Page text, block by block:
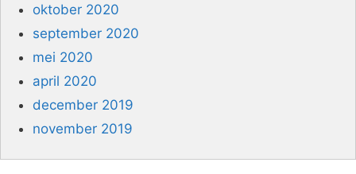
oktober 2020
september 2020
mei 2020
april 2020
december 2019
november 2019